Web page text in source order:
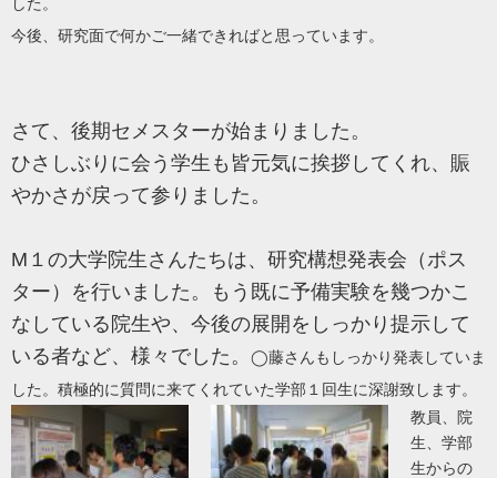
今後、研究面で何かご一緒できればと思っています。
さて、後期セメスターが始まりました。
ひさしぶりに会う学生も皆元気に挨拶してくれ、賑
やかさが戻って参りました。
M１の大学院生さんたちは、研究構想発表会（ポス
ター）を行いました。もう既に予備実験を幾つかこ
なしている院生や、今後の展開をしっかり提示して
いる者など、様々でした。
◯藤さんもしっかり発表していま
した。積極的に質問に来てくれていた学部１回生に深謝致します。
教員、院
生、学部
生からの